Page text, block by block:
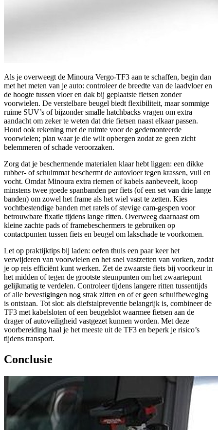
Als je overweegt de Minoura Vergo-TF3 aan te schaffen, begin dan
met het meten van je auto: controleer de breedte van de laadvloer en
de hoogte tussen vloer en dak bij geplaatste fietsen zonder
voorwielen. De verstelbare beugel biedt flexibiliteit, maar sommige
ruime SUV’s of bijzonder smalle hatchbacks vragen om extra
aandacht om zeker te weten dat drie fietsen naast elkaar passen.
Houd ook rekening met de ruimte voor de gedemonteerde
voorwielen; plan waar je die wilt opbergen zodat ze geen zicht
belemmeren of schade veroorzaken.
Zorg dat je beschermende materialen klaar hebt liggen: een dikke
rubber- of schuimmat beschermt de autovloer tegen krassen, vuil en
vocht. Omdat Minoura extra riemen of kabels aanbeveelt, koop
minstens twee goede spanbanden per fiets (of een set van drie lange
banden) om zowel het frame als het wiel vast te zetten. Kies
vochtbestendige banden met ratels of stevige cam-gespen voor
betrouwbare fixatie tijdens lange ritten. Overweeg daarnaast om
kleine zachte pads of framebeschermers te gebruiken op
contactpunten tussen fiets en beugel om lakschade te voorkomen.
Let op praktijktips bij laden: oefen thuis een paar keer het
verwijderen van voorwielen en het snel vastzetten van vorken, zodat
je op reis efficiënt kunt werken. Zet de zwaarste fiets bij voorkeur in
het midden of tegen de grootste steunpunten om het zwaartepunt
gelijkmatig te verdelen. Controleer tijdens langere ritten tussentijds
of alle bevestigingen nog strak zitten en of er geen schuifbeweging
is ontstaan. Tot slot: als diefstalpreventie belangrijk is, combineer de
TF3 met kabelsloten of een beugelslot waarmee fietsen aan de
drager of autoveiligheid vastgezet kunnen worden. Met deze
voorbereiding haal je het meeste uit de TF3 en beperk je risico’s
tijdens transport.
Conclusie